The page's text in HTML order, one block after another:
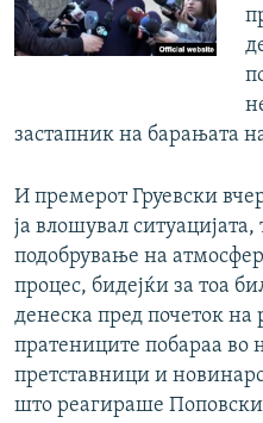
застапник на барањата
И премерот Груевски
ја влoшувал ситуацијата,
подобрување на
процес, бидејќи за тоа
денеска пред почеток на
пратениците побараа во
претставници и
што реагираше